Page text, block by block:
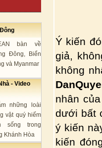
bàn về
Đông, Biển
và Myanmar
- Video
những loài
vật quý hiếm
sống trong
Khánh Hòa
Ý kiến
giả,
không
nhân
dưới bất
ý kiến
kiến